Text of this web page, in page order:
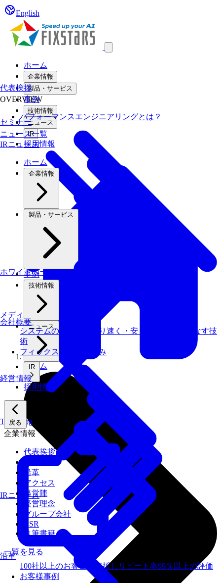
English
ホーム
企業情報
製品・サービス
事例
技術情報
セミナー
ホワイトペーパー
Tech Blog
ニュース
ニュース一覧
メディアライブラリ
IRニュース
IR
採用情報
ホーム
企業情報
製品・サービス
事例
技術情報
ニュース
IR
採用情報
戻る
企業情報
代表挨拶
沿革
アクセス
経営陣
経営理念
グループ会社
CSR
執筆書籍
一覧を見る
代表挨拶
会社概要
沿革
OVERVIEW
パフォーマンスエンジニアリングとは？
システムの仕事を、より速く・安く・省エネでこなす技
術
フィックスターズの​強み
100社以上のお客様を支援しリピート率99％以上の評価
お客様事例
IRニュース
経営情報
ホーム